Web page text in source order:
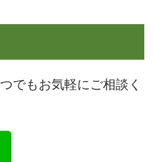
でもお気軽にご相談く